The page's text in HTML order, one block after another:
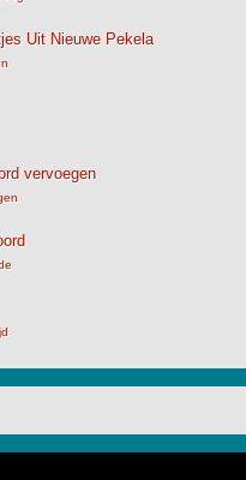
Uit Nieuwe Pekela
vervoegen